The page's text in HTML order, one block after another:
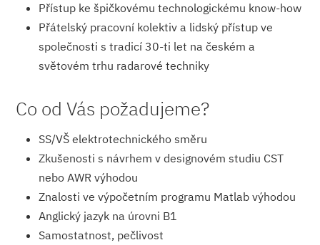
Přístup ke špičkovému technologickému know-how
Přátelský pracovní kolektiv a lidský přístup ve
společnosti s tradicí 30-ti let na českém a
světovém trhu radarové techniky
Co od Vás požadujeme?
SS/VŠ elektrotechnického směru
Zkušenosti s návrhem v designovém studiu CST
nebo AWR výhodou
Znalosti ve výpočetním programu Matlab výhodou
Anglický jazyk na úrovni B1
Samostatnost, pečlivost